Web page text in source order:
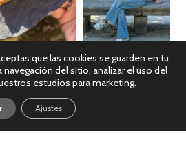
en Instagram
que las cookies se guarden en tu
del sitio, analizar el uso del
estudios para marketing.
Ajustes